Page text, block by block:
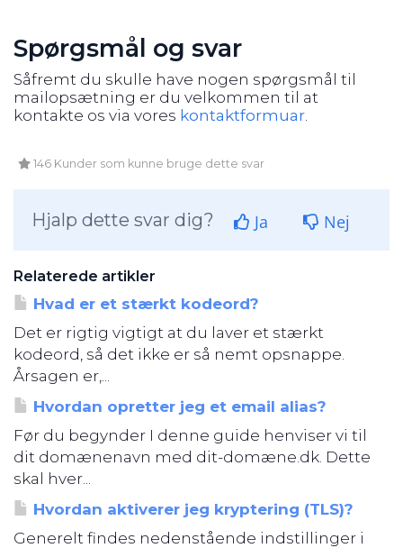
Spørgsmål og svar
Såfremt du skulle have nogen spørgsmål til
mailopsætning er du velkommen til at
kontakte os via vores kontaktformuar.
146 Kunder som kunne bruge dette svar
Hjalp dette svar dig? Ja Nej
Relaterede artikler
Hvad er et stærkt kodeord?
Det er rigtig vigtigt at du laver et stærkt
kodeord, så det ikke er så nemt opsnappe.
Årsagen er,...
Hvordan opretter jeg et email alias?
Før du begynder I denne guide henviser vi til
dit domænenavn med dit-domæne.dk. Dette
skal hver...
Hvordan aktiverer jeg kryptering (TLS)?
Generelt findes nedenstående indstillinger i